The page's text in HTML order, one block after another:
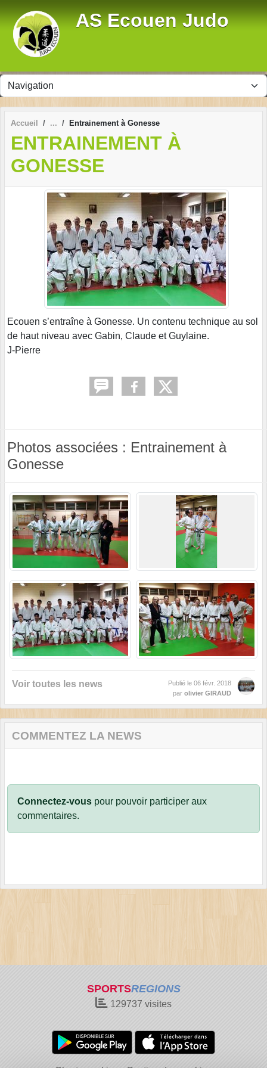
AS Ecouen Judo
Accueil Entrainement à Gonesse
ENTRAINEMENT À
GONESSE
Ecouen s’entraîne à Gonesse. Un contenu technique au sol
de haut niveau avec Gabin, Claude et Guylaine.
J-Pierre
Photos associées : Entrainement à
Gonesse
Voir toutes les news Publié le 06 févr. 2018
par olivier GIRAUD
COMMENTEZ LA NEWS
Connectez-vous pour pouvoir participer aux
commentaires.
SPORTSREGIONS
129737 visites